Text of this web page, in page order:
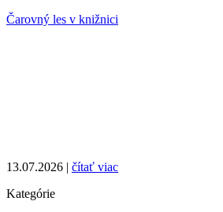
Čarovný les v knižnici
13.07.2026 | čítať viac
Kategórie